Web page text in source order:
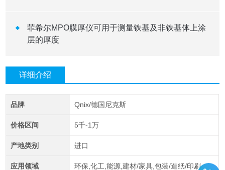
菲希尔MPO膜厚仪可用于测量铁基及非铁基体上涂
层的厚度
详细介绍
品牌 Qnix/德国尼克斯
价格区间 5千-1万
产地类别 进口
应用领域 环保,化工,能源,建材/家具,包装/造纸/印刷